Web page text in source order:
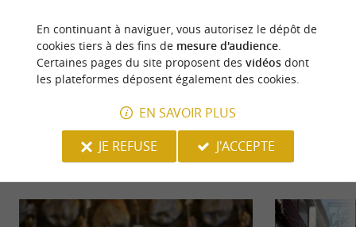
30 m - Salies-de-Béarn
NOUS AVONS TESTÉPOUR VOUS
En continuant à naviguer, vous autorisez le dépôt de
cookies tiers à des fins de mesure d'audience.
Certaines pages du site proposent des vidéosdont
les plateformes déposent également des cookies.
EN SAVOIR PLUS
JE REFUSE
J'ACCEPTE